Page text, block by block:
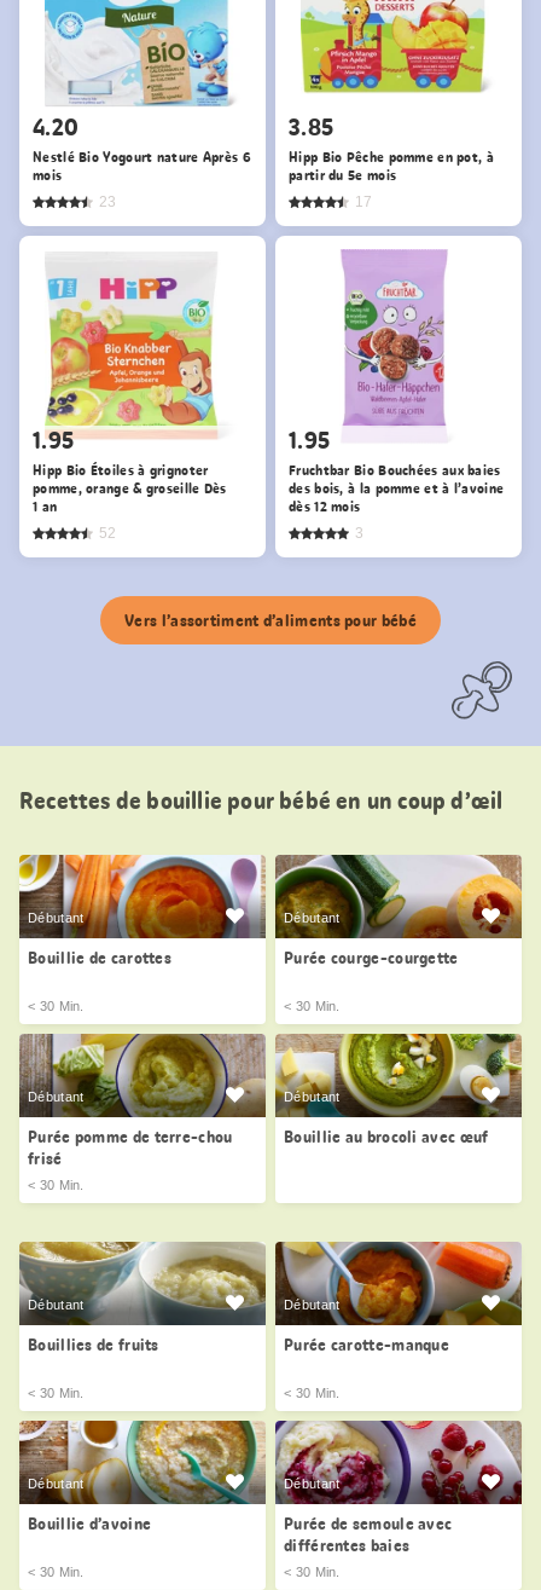
4.20
Nestlé Bio Yogourt nature Après 6
mois
23
3.85
Hipp Bio Pêche pomme en pot, à
partir du 5e mois
17
1.95
Hipp Bio Étoiles à grignoter
pomme, orange & groseille Dès
1 an
52
1.95
Fruchtbar Bio Bouchées aux baies
des bois, à la pomme et à l’avoine
dès 12 mois
3
Vers l’assortiment d’aliments pour bébé
Recettes de bouillie pour bébé en un coup d’œil
Débutant
Bouillie de carottes
< 30 Min.
Débutant
Purée courge-courgette
< 30 Min.
Débutant
Purée pomme de terre-chou
frisé
< 30 Min.
Débutant
Bouillie au brocoli avec œuf
Débutant
Bouillies de fruits
< 30 Min.
Débutant
Purée carotte-manque
< 30 Min.
Débutant
Bouillie d’avoine
< 30 Min.
Débutant
Purée de semoule avec
différentes baies
< 30 Min.